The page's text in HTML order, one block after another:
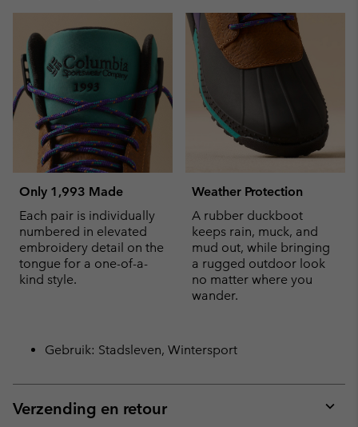
Only 1,993 Made
Each pair is individually
numbered in elevated
embroidery detail on the
tongue for a one-of-a-
kind style.
Weather Protection
A rubber duckboot
keeps rain, muck, and
mud out, while bringing
a rugged outdoor look
no matter where you
wander.
Gebruik: Stadsleven, Wintersport
Verzending en retour